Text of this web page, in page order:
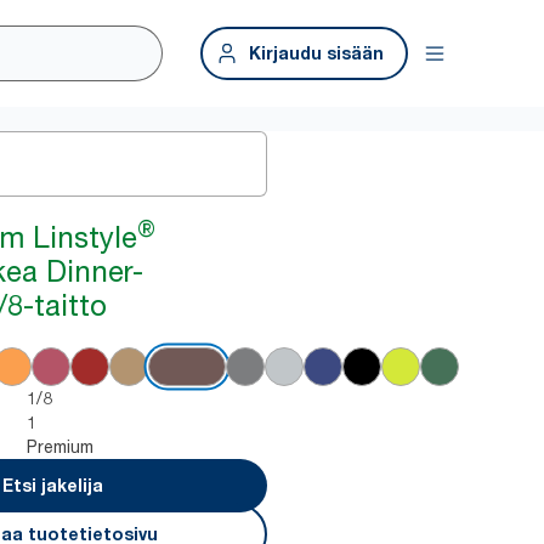
Kirjaudu sisään
Linstyle®
Dinner-
8-taitto
1/8
1
Premium
Etsi jakelija
tuotetietosivu